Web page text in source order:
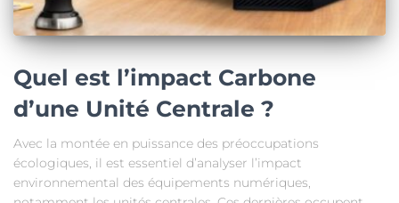
Quel est l’impact Carbone
d’une Unité Centrale ?
Avec la montée en puissance des préoccupations
écologiques, il est essentiel d’analyser l’impact
environnemental des équipements numériques,